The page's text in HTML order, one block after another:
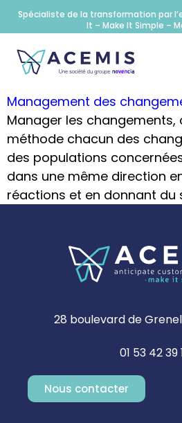
Spécialiste de la transformation par
It – Make It Simple –
Management des
Manager les changements,
méthode chacun des
des populations
dans une même direction
réactions et en donnant du
28 boulevard de
01 53 42 39
Nous contacter